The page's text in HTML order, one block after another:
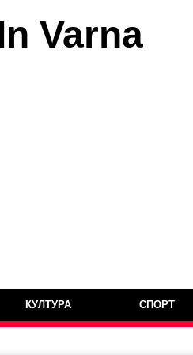
Varna
КУЛТУРА СПОРТ